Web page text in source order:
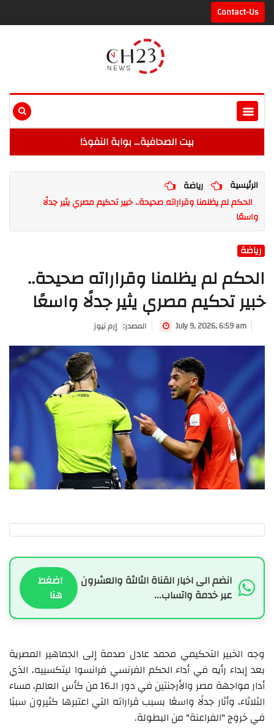
Contact-Us
بيت الصحافية… بوابة النفوذ!
الرئيسية
رياضة
الحكم لم يظلمنا وقراراته صحيحة.. خبير تحكيم مصري يثير جدلًا
واسعًا
رياضة
الحكم لم يظلمنا وقراراته صحيحة..
خبير تحكيم مصري يثير جدلًا واسعًا
إرم نيوز :المصدر July 9, 2026, 6:59 am
انضم الى اخبار القناة الثالثة والعشرون
عبر خدمة واتساب...
اضغط
هنا
وجه الخبير التحكيمي محمد عادل صدمة إلى الجماهير المصرية
بعد إبداء رأيه في أداء الحكم الفرنسي فرانسوا ليتكسييه، الذي
أدار مواجهة مصر والأرجنتين في دور الـ16 من كأس العالم، مساء
الثلاثاء، وأثار جدلًا واسعًا بسبب قراراته التي اعتبرها كثيرون سببًا
في خروج "الفراعنة" من البطولة.